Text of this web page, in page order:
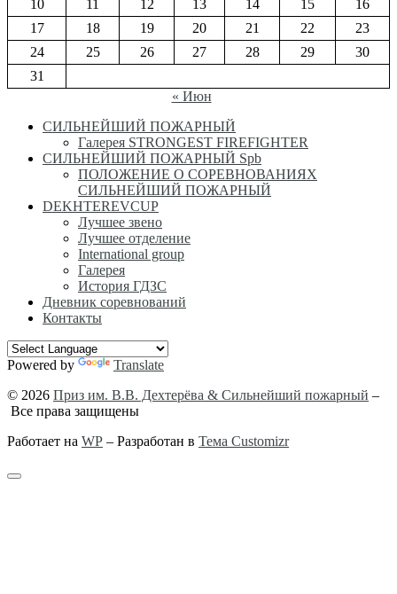
10
11 12 13 14 15
16
17
18 19 20 21 22
23
24
25 26 27 28 29
30
31
« Июн
СИЛЬНЕЙШИЙ ПОЖАРНЫЙ
Галерея STRONGEST FIREFIGHTER
СИЛЬНЕЙШИЙ ПОЖАРНЫЙ Spb
ПОЛОЖЕНИЕ О СОРЕВНОВАНИЯХ
СИЛЬНЕЙШИЙ ПОЖАРНЫЙ
DEKHTEREVCUP
Лучшее звено
Лучшее отделение
International group
Галерея
История ГДЗС
Дневник соревнований
Контакты
Powered by
Translate
© 2026 Приз им. В.В. Дехтерёва & Сильнейший пожарный –
Все права защищены
Работает на WP – Разработан в Тема Customizr